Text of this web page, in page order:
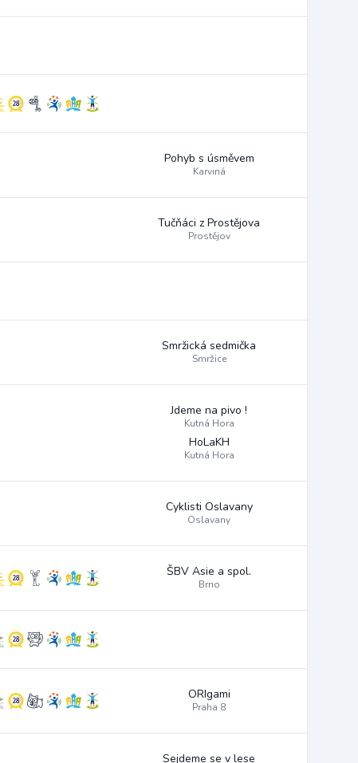
Pohyb s úsměvem
Karviná
Tučňáci z Prostějova
Prostějov
Smržická sedmička
Smržice
Jdeme na pivo !
Kutná Hora
HoLaKH
Kutná Hora
Cyklisti Oslavany
Oslavany
ŠBV Asie a spol.
Brno
ORIgami
Praha 8
Sejdeme se v lese